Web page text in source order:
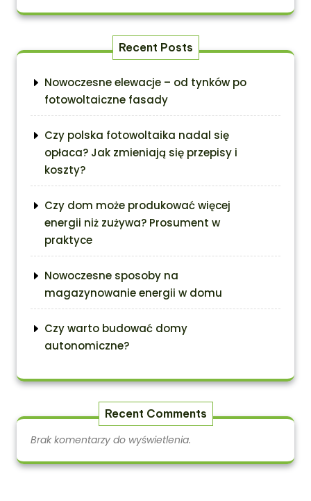
Recent Posts
Nowoczesne elewacje – od tynków po
fotowoltaiczne fasady
Czy polska fotowoltaika nadal się
opłaca? Jak zmieniają się przepisy i
koszty?
Czy dom może produkować więcej
energii niż zużywa? Prosument w
praktyce
Nowoczesne sposoby na
magazynowanie energii w domu
Czy warto budować domy
autonomiczne?
Recent Comments
Brak komentarzy do wyświetlenia.